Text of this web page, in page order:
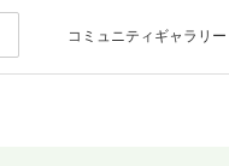
コミュニティギャラリー